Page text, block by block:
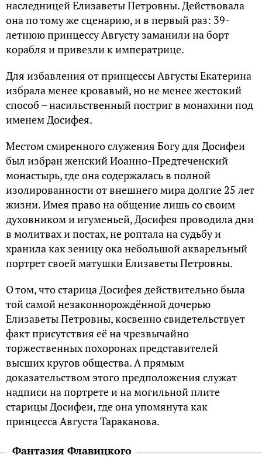
наследницей Елизаветы Петровны. Действовала
она по тому же сценарию, и в первый раз: 39-
летнюю принцессу Августу заманили на борт
корабля и привезли к императрице.
Для избавления от принцессы Августы Екатерина
избрала менее кровавый, но не менее жестокий
способ – насильственный постриг в монахини под
именем Досифея.
Местом смиренного служения Богу для Досифеи
был избран женский Иоанно-Предтеченский
монастырь, где она содержалась в полной
изолированности от внешнего мира долгие 25 лет
жизни. Имея право на общение лишь со своим
духовником и игуменьей, Досифея проводила дни
в молитвах и постах, не роптала на судьбу и
хранила как зеницу ока небольшой акварельный
портрет своей матушки Елизаветы Петровны.
О том, что старица Досифея действительно была
той самой незаконнорождённой дочерью
Елизаветы Петровны, косвенно свидетельствует
факт присутствия её на чрезвычайно
торжественных похоронах представителей
высших кругов общества. А прямым
доказательством этого предположения служат
надписи на портрете и на могильной плите
старицы Досифеи, где она упомянута как
принцесса Августа Тараканова.
Фантазия Флавицкого